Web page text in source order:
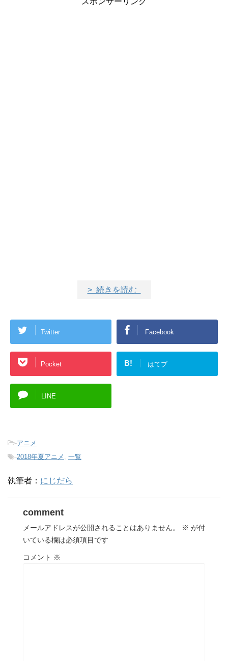
> 続きを読む
Twitter Facebook
Pocket B! はてブ
LINE
-アニメ
-2018年夏アニメ , 一覧
執筆者： にじだら
comment
メールアドレスが公開されることはありません。 ※ が付
いている欄は必須項目です
コメント ※